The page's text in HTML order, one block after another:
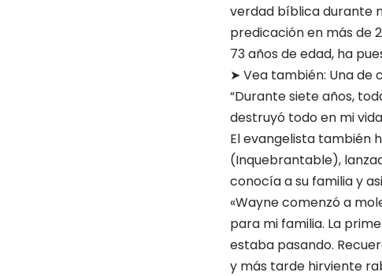
verdad bíblica durante
predicación en más de
73 años de edad, ha
➤ Vea también: Una de
“Durante siete años,
destruyó todo en mi
El evangelista también
(Inquebrantable),
conocía a su familia y
«Wayne comenzó a
para mi familia. La
estaba pasando.
y más tarde hirviente